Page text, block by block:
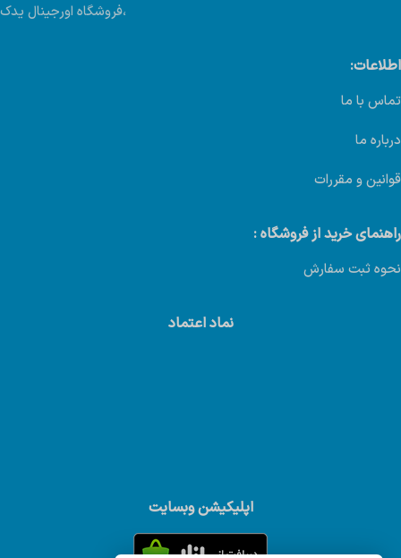
،فروشگاه اورجینال یدک
اطلاعات:
تماس با ما
درباره ما
قوانین و مقررات
راهنمای خرید از فروشگاه :
نحوه ثبت سفارش
نماد اعتماد
اپلیکیشن وبسایت